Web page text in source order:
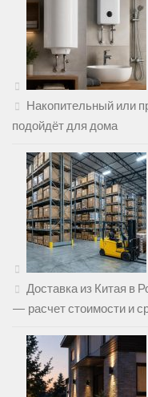
Накопительный или
подойдёт для дома
Доставка из Китая в
— расчет стоимости и